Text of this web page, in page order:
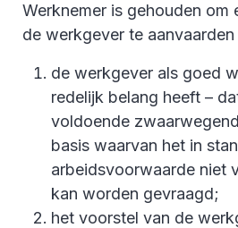
Werknemer is gehouden om
de werkgever te aanvaarden
de werkgever als goed
redelijk belang heeft –
voldoende
basis waarvan het in
arbeidsvoorwaarde niet
kan worden gevraagd;
het voorstel van de